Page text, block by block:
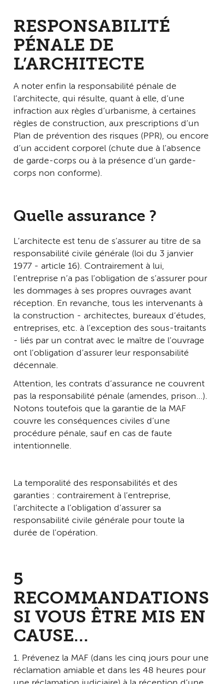
RESPONSABILITÉ
PÉNALE DE
L’ARCHITECTE
A noter enfin la responsabilité pénale de
l’architecte, qui résulte, quant à elle, d’une
infraction aux règles d’urbanisme, à certaines
règles de construction, aux prescriptions d’un
Plan de prévention des risques (PPR), ou encore
d’un accident corporel (chute due à l’absence
de garde-corps ou à la présence d’un garde-
corps non conforme).
Quelle assurance ?
L’architecte est tenu de s’assurer au titre de sa
responsabilité civile générale (loi du 3 janvier
1977 - article 16). Contrairement à lui,
l’entreprise n’a pas l’obligation de s’assurer pour
les dommages à ses propres ouvrages avant
réception. En revanche, tous les intervenants à
la construction - architectes, bureaux d’études,
entreprises, etc. à l’exception des sous-traitants
- liés par un contrat avec le maître de l’ouvrage
ont l’obligation d’assurer leur responsabilité
décennale.
Attention, les contrats d’assurance ne couvrent
pas la responsabilité pénale (amendes, prison…).
Notons toutefois que la garantie de la MAF
couvre les conséquences civiles d’une
procédure pénale, sauf en cas de faute
intentionnelle.
La temporalité des responsabilités et des
garanties : contrairement à l’entreprise,
l’architecte a l’obligation d’assurer sa
responsabilité civile générale pour toute la
durée de l’opération.
5
RECOMMANDATIONS
SI VOUS ÊTRE MIS EN
CAUSE…
1. Prévenez la MAF (dans les cinq jours pour une
réclamation amiable et dans les 48 heures pour